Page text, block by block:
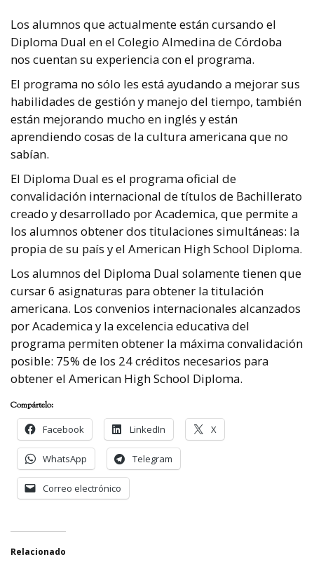
Los alumnos que actualmente están cursando el
Diploma Dual en el Colegio Almedina de Córdoba
nos cuentan su experiencia con el programa.
El programa no sólo les está ayudando a mejorar sus
habilidades de gestión y manejo del tiempo, también
están mejorando mucho en inglés y están
aprendiendo cosas de la cultura americana que no
sabían.
El Diploma Dual es el programa oficial de
convalidación internacional de títulos de Bachillerato
creado y desarrollado por Academica, que permite a
los alumnos obtener dos titulaciones simultáneas: la
propia de su país y el American High School Diploma.
Los alumnos del Diploma Dual solamente tienen que
cursar 6 asignaturas para obtener la titulación
americana. Los convenios internacionales alcanzados
por Academica y la excelencia educativa del
programa permiten obtener la máxima convalidación
posible: 75% de los 24 créditos necesarios para
obtener el American High School Diploma.
Compártelo:
Facebook
LinkedIn X
WhatsApp Telegram
Correo electrónico
Relacionado